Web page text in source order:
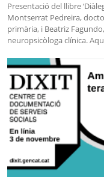
Presentació del llibre
Montserrat Pedreira,
primària, i Beatriz
neuropsicòloga clínica.